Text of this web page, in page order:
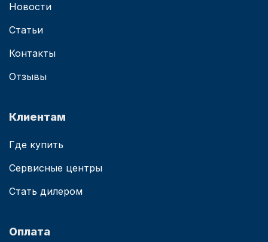
Новости
Статьи
Контакты
Отзывы
Клиентам
Где купить
Сервисные центры
Стать дилером
Оплата